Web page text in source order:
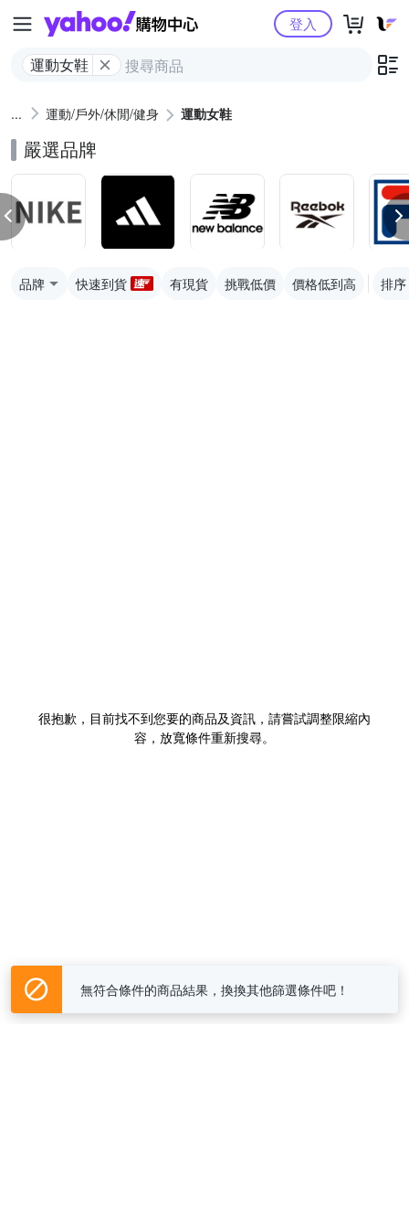
Yahoo購物中心
運動女鞋
登入
運動/戶外/休閒/健身 運動女鞋
嚴選品牌
品牌 快速到貨 有現貨 挑戰低價 價格低到高 排序
很抱歉，目前找不到您要的商品及資訊，請嘗試調整限縮內
容，放寬條件重新搜尋。
無符合條件的商品結果，換換其他篩選條件吧！